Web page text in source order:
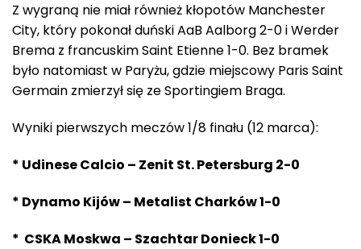
Z wygraną nie miał również kłopotów Manchester
City, który pokonał duński AaB Aalborg 2-0 i Werder
Brema z francuskim Saint Etienne 1-0. Bez bramek
było natomiast w Paryżu, gdzie miejscowy Paris Saint
Germain zmierzył się ze Sportingiem Braga.
Wyniki pierwszych meczów 1/8 finału (12 marca):
* Udinese Calcio – Zenit St. Petersburg 2-0
* Dynamo Kijów – Metalist Charków 1-0
* CSKA Moskwa – Szachtar Donieck 1-0